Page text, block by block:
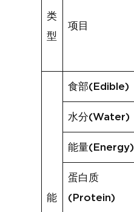
类
型
项目
能
食部(Edible)
水分(Water)
能量(Energy)
蛋白质
(Protein)